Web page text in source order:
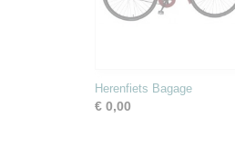
Herenfiets Bagage
€ 0,00